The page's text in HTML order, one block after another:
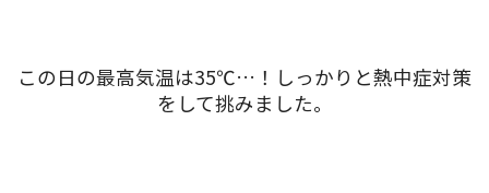
この日の最高気温は35℃…！しっかりと熱中症対策
をして挑みました。